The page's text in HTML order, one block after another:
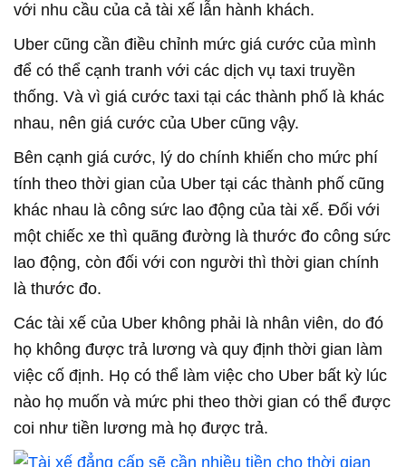
với nhu cầu của cả tài xế lẫn hành khách.
Uber cũng cần điều chỉnh mức giá cước của mình
để có thể cạnh tranh với các dịch vụ taxi truyền
thống. Và vì giá cước taxi tại các thành phố là khác
nhau, nên giá cước của Uber cũng vậy.
Bên cạnh giá cước, lý do chính khiến cho mức phí
tính theo thời gian của Uber tại các thành phố cũng
khác nhau là công sức lao động của tài xế. Đối với
một chiếc xe thì quãng đường là thước đo công sức
lao động, còn đối với con người thì thời gian chính
là thước đo.
Các tài xế của Uber không phải là nhân viên, do đó
họ không được trả lương và quy định thời gian làm
việc cố định. Họ có thể làm việc cho Uber bất kỳ lúc
nào họ muốn và mức phi theo thời gian có thể được
coi như tiền lương mà họ được trả.